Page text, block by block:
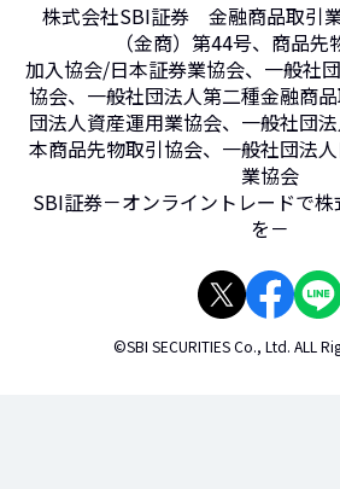
株式会社SBI証券 金融商品取引
（金商）第44号、商品
加入協会/日本証券業協会、一般社
協会、一般社団法人第二種金融商
団法人資産運用業協会、一般社団
本商品先物取引協会、一般社団法
業協会
SBI証券－オンライントレードで
を－
©SBI SECURITIES Co., Ltd. ALL